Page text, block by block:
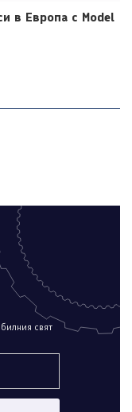
в Европа с Model
свят